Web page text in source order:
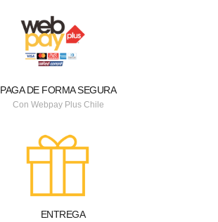
PAGA DE FORMA SEGURA
Con Webpay Plus Chile
ENTREGA